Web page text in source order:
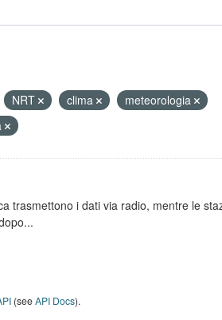
NRT clima
meteorologia
trasmettono i dati via radio, mentre le
(seeAPI Docs).